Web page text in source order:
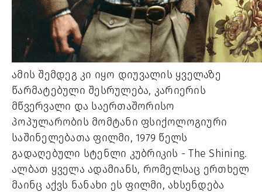
ამის შემდეგ კი იყო დიუვალის ყველაზე
წარმატებული შესრულება, კარიერის
მწვერვალი და საერთაშორისო
პოპულარობის მომტანი ფსიქოლოგიური
საშინელებათა ფილმი, 1979 წელს
გადაღებული სტენლი კუბრიკის - The Shining.
ალბათ ყველა ადამიანს, რომელსაც ერთხელ
მაინც აქვს ნანახი ეს ფილმი, ახსენდება